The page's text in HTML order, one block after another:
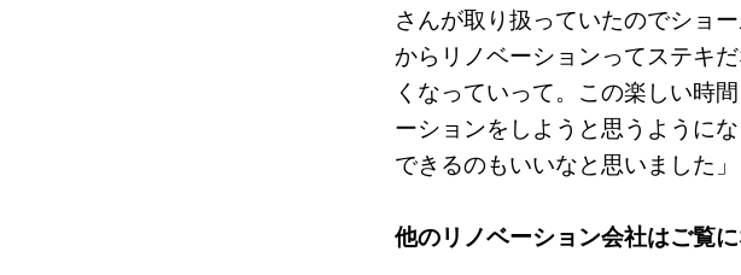
さんが取り扱っていたのでショ
からリノベーションってステキ
くなっていって。この楽しい時
ーションをしようと思うように
できるのもいいなと思いました」
他のリノベーション会社はご覧